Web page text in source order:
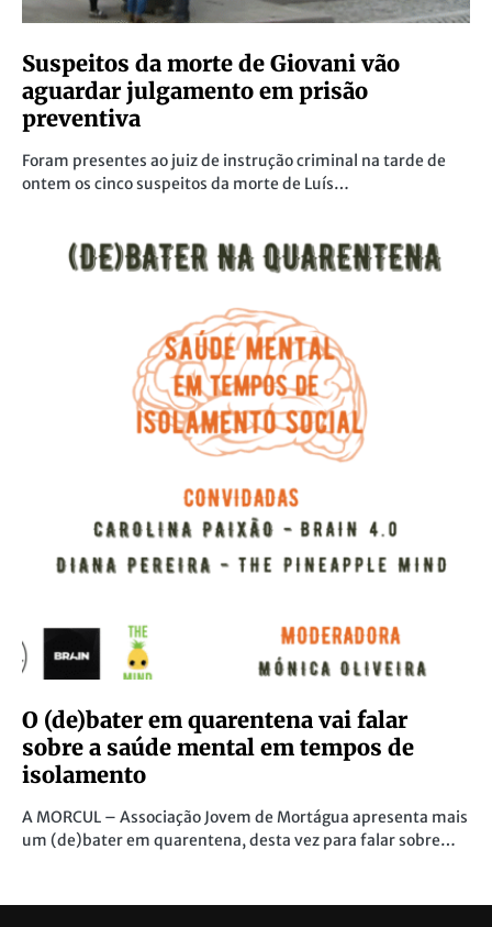
Suspeitos da morte de Giovani vão
aguardar julgamento em prisão
preventiva
Foram presentes ao juiz de instrução criminal na tarde de
ontem os cinco suspeitos da morte de Luís…
O (de)bater em quarentena vai falar
sobre a saúde mental em tempos de
isolamento
A MORCUL – Associação Jovem de Mortágua apresenta mais
um (de)bater em quarentena, desta vez para falar sobre…